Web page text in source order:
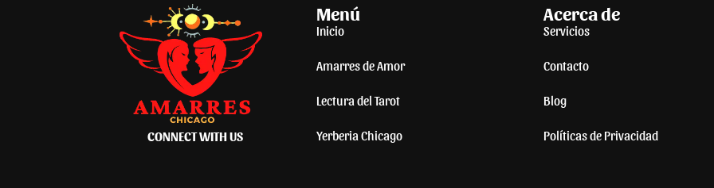
CONNECT WITH US
Menú
Inicio
Amarres de Amor
Lectura del Tarot
Yerberia Chicago
Acerca de
Servicios
Contacto
Blog
Políticas de Privacidad